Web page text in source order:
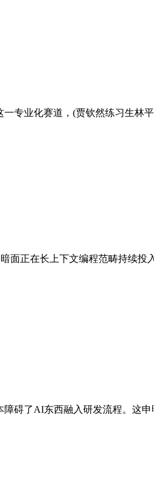
专业化赛道，(贾钦然练习生林
面正在长上下文编程范畴持续
碍了AI东西融入研发流程。这